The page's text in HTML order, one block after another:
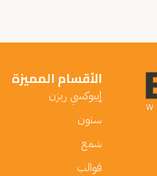
الأقسام المميزة
إيبوكسي ريزن
ستون
شمع
قوالب